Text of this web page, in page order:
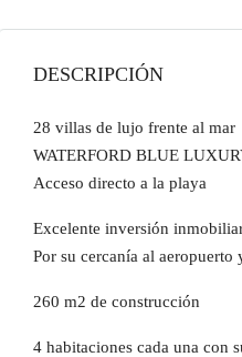
DESCRIPCIÓN
28 villas de lujo frente al mar
WATERFORD BLUE
Acceso directo a la playa
Excelente inversión
Por su cercanía al aeropuerto
260 m2 de construcción
4 habitaciones cada una con